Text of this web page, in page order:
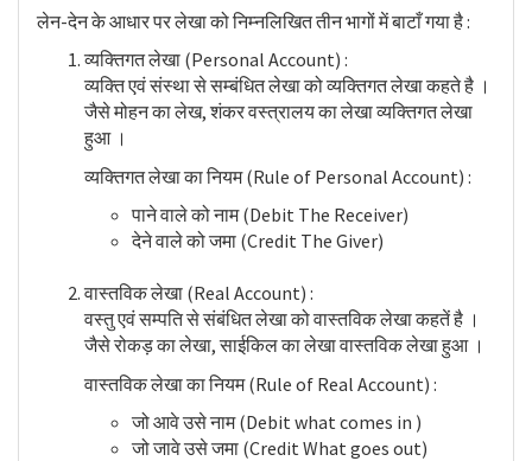
लेन-देन के आधार पर लेखा को निम्नलिखित तीन भागों में बाटाँ गया है :
व्यक्तिगत लेखा (Personal Account) :
व्यक्ति एवं संस्था से सम्बंधित लेखा को व्यक्तिगत लेखा कहते है ।
जैसे मोहन का लेख, शंकर वस्त्रालय का लेखा व्यक्तिगत लेखा
हुआ ।
व्यक्तिगत लेखा का नियम (Rule of Personal Account) :
पाने वाले को नाम (Debit The Receiver)
देने वाले को जमा (Credit The Giver)
वास्तविक लेखा (Real Account) :
वस्तु एवं सम्पति से संबंधित लेखा को वास्तविक लेखा कहतें है ।
जैसे रोकड़ का लेखा, साईकिल का लेखा वास्तविक लेखा हुआ ।
वास्तविक लेखा का नियम (Rule of Real Account) :
जो आवे उसे नाम (Debit what comes in )
जो जावे उसे जमा (Credit What goes out)